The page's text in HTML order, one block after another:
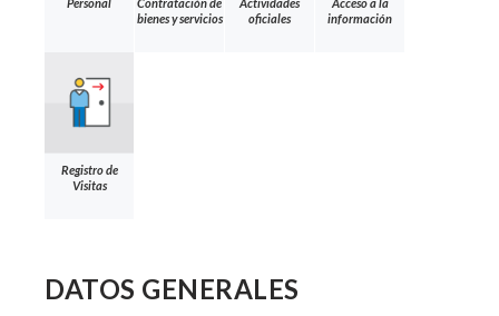
bienes y servicios
oficiales
información
Registro de
Visitas
DATOS GENERALES